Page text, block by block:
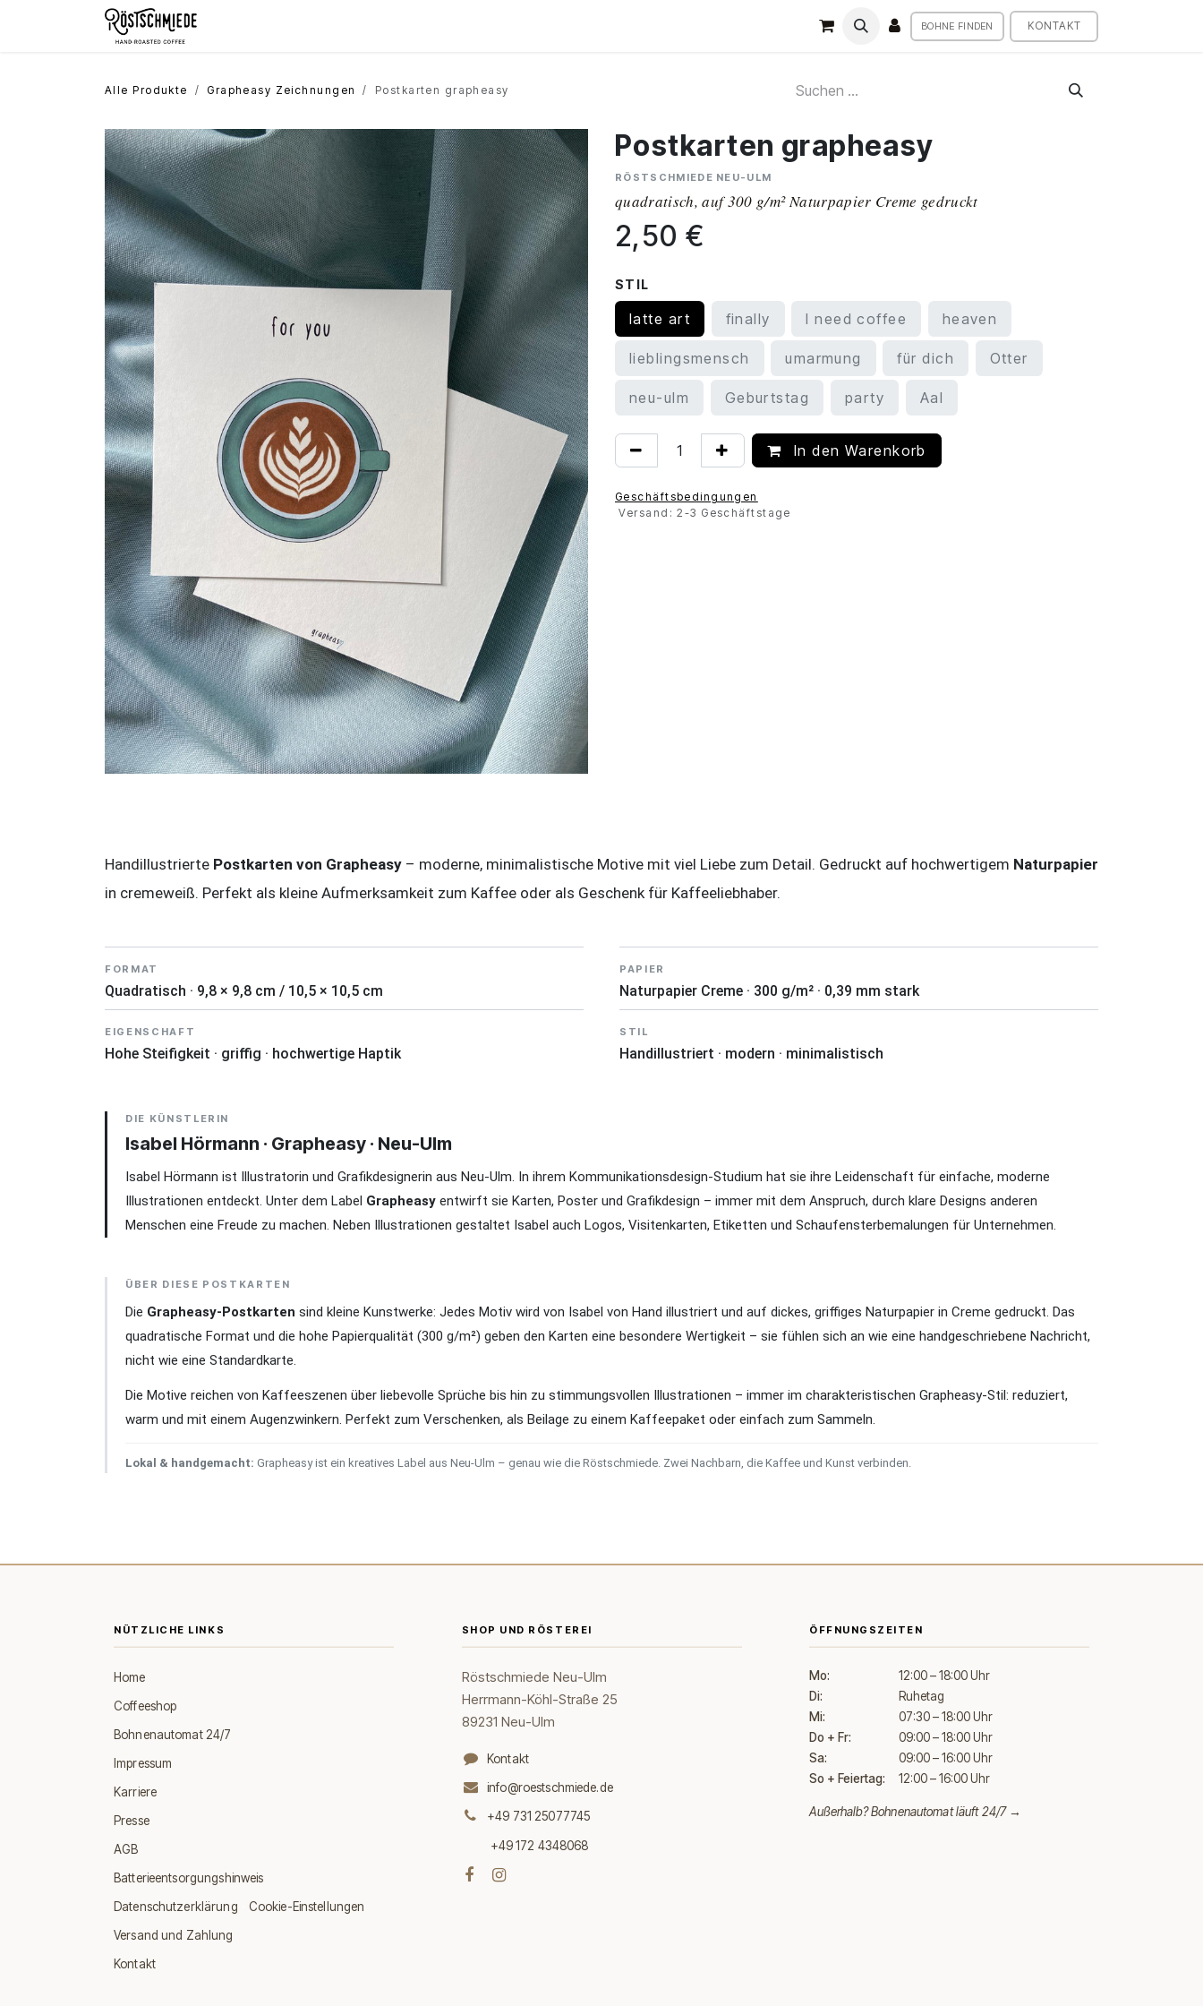
Zum Inhalt springen
BOHNE FINDEN KONTAKT
Alle Produkte Grapheasy Zeichnungen Postkarten grapheasy
Postkarten grapheasy
RÖSTSCHMIEDE NEU-ULM
quadratisch, auf 300 g/m² Naturpapier Creme gedruckt
2,50 €
STIL
latte art finally I need coffee heaven
lieblingsmensch umarmung für dich Otter
neu-ulm Geburtstag party Aal
In den Warenkorb
Geschäftsbedingungen
Versand: 2-3 Geschäftstage
Handillustrierte Postkarten von Grapheasy – moderne, minimalistische Motive mit viel Liebe zum Detail. Gedruckt auf hochwertigem Naturpapier
in cremeweiß. Perfekt als kleine Aufmerksamkeit zum Kaffee oder als Geschenk für Kaffeeliebhaber.
FORMAT
Quadratisch · 9,8 × 9,8 cm / 10,5 × 10,5 cm
PAPIER
Naturpapier Creme · 300 g/m² · 0,39 mm stark
EIGENSCHAFT
Hohe Steifigkeit · griffig · hochwertige Haptik
STIL
Handillustriert · modern · minimalistisch
DIE KÜNSTLERIN
Isabel Hörmann · Grapheasy · Neu-Ulm
Isabel Hörmann ist Illustratorin und Grafikdesignerin aus Neu-Ulm. In ihrem Kommunikationsdesign-Studium hat sie ihre Leidenschaft für einfache, moderne
Illustrationen entdeckt. Unter dem Label Grapheasy entwirft sie Karten, Poster und Grafikdesign – immer mit dem Anspruch, durch klare Designs anderen
Menschen eine Freude zu machen. Neben Illustrationen gestaltet Isabel auch Logos, Visitenkarten, Etiketten und Schaufensterbemalungen für Unternehmen.
ÜBER DIESE POSTKARTEN
Die Grapheasy-Postkarten sind kleine Kunstwerke: Jedes Motiv wird von Isabel von Hand illustriert und auf dickes, griffiges Naturpapier in Creme gedruckt. Das
quadratische Format und die hohe Papierqualität (300 g/m²) geben den Karten eine besondere Wertigkeit – sie fühlen sich an wie eine handgeschriebene Nachricht,
nicht wie eine Standardkarte.
Die Motive reichen von Kaffeeszenen über liebevolle Sprüche bis hin zu stimmungsvollen Illustrationen – immer im charakteristischen Grapheasy-Stil: reduziert,
warm und mit einem Augenzwinkern. Perfekt zum Verschenken, als Beilage zu einem Kaffeepaket oder einfach zum Sammeln.
Lokal & handgemacht: Grapheasy ist ein kreatives Label aus Neu-Ulm – genau wie die Röstschmiede. Zwei Nachbarn, die Kaffee und Kunst verbinden.
NÜTZLICHE LINKS
Home
Coffeeshop
Bohnenautomat 24/7
Impressum
Karriere
Presse
AGB
Batterieentsorgungshinweis
Datenschutzerklärung
Cookie-Einstellungen
Versand und Zahlung
Kontakt
SHOP UND RÖSTEREI
Röstschmiede Neu-Ulm
Herrmann-Köhl-Straße 25
89231 Neu-Ulm
Kontakt
info@roestschmiede.de
+49 731 25077745
+49 172 4348068
ÖFFNUNGSZEITEN
Mo:
12:00 – 18:00 Uhr
Di:
Ruhetag
Mi:
07:30 – 18:00 Uhr
Do + Fr:
09:00 – 18:00 Uhr
Sa:
09:00 – 16:00 Uhr
So + Feiertag:
12:00 – 16:00 Uhr
Außerhalb?Bohnenautomat läuft 24/7 →